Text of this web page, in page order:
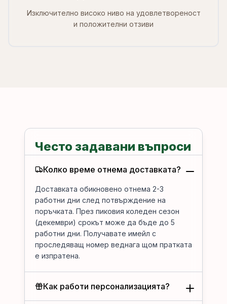
Изключително високо ниво на удовлетвореност
и положителни отзиви
Често задавани въпроси
Колко време отнема доставката?
Доставката обикновено отнема 2-3
работни дни след потвърждение на
поръчката. През пиковия коледен сезон
(декември) срокът може да бъде до 5
работни дни. Получавате имейл с
проследяващ номер веднага щом пратката
е изпратена.
Как работи персонализацията?